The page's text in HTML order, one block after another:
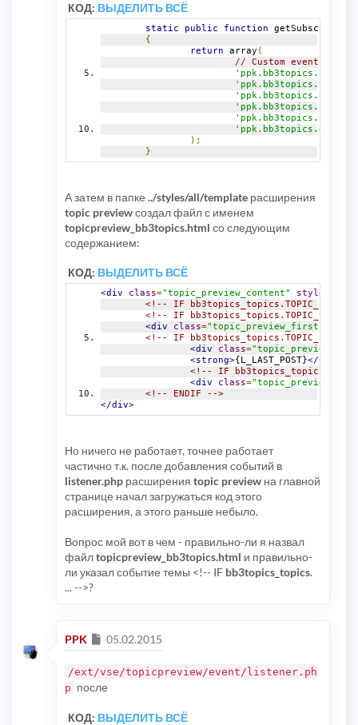
КОД: ВЫДЕЛИТЬ ВСЁ
static public function
{
return array (
// Custom events for
);
}
А затем в папке ../styles/all/template расширения
topic previewсоздал файл с именем
topicpreview_bb3topics.html со следующим
содержанием:
КОД: ВЫДЕЛИТЬ ВСЁ
<div class="topic_preview_content" style
<!-- IF
<!-- IF
<div
class="topic_preview_first"
<!-- IF
<div
class=
<strong>{L_LAST_POST}</
<!-- IF
<div
class=
<!-- ENDIF -->
</div>
Но ничего не работает, точнее работает
частично т.к. после добавления событий в
listener.php расширения topic preview на главной
странице начал загружаться код этого
расширения, а этого раньше небыло.
Вопрос мой вот в чем - правильно-ли я назвал
файлtopicpreview_bb3topics.html и правильно-
ли указал событие темы <!-- IF bb3topics_topics.
... -->?
PPK Сообщение
05.02.2015
/ext/vse/topicpreview/event/listener.ph
p после
КОД: ВЫДЕЛИТЬ ВСЁ